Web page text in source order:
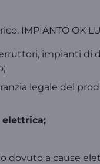
IMPIANTO OK
impianti
legale del
elettrica;
dovuto a cause